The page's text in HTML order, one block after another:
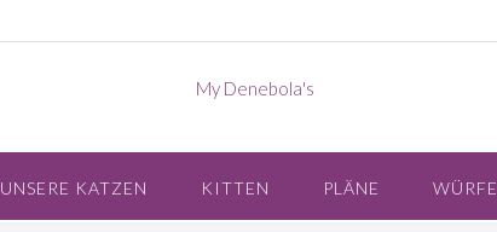
UNSERE KATZEN KITTEN PLÄNE WÜRFE